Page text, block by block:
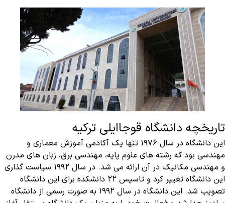
تاریخچه دانشگاه قوجاایلی ترکیه
این دانشگاه در سال ۱۹۷۶ تنها یک آکادمی آموزش معماری و
مهندسی بود که رشته های علوم پایه، مهندسی برق، زبان های مدرن
و مهندسی مکانیک در آن ارائه می شد. در سال ۱۹۹۲ سیاست گذاری
این دانشگاه تغییر کرد و تاسیس ۲۲ دانشکده برای این دانشگاه
تصویب شد. این دانشگاه در سال ۱۹۹۲ به صورت رسمی از دانشگاه